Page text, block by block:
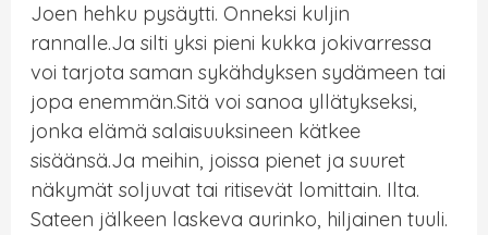
Joen hehku pysäytti. Onneksi kuljin
rannalle.Ja silti yksi pieni kukka jokivarressa
voi tarjota saman sykähdyksen sydämeen tai
jopa enemmän.Sitä voi sanoa yllätykseksi,
jonka elämä salaisuuksineen kätkee
sisäänsä.Ja meihin, joissa pienet ja suuret
näkymät soljuvat tai ritisevät lomittain. Ilta.
Sateen jälkeen laskeva aurinko, hiljainen tuuli.